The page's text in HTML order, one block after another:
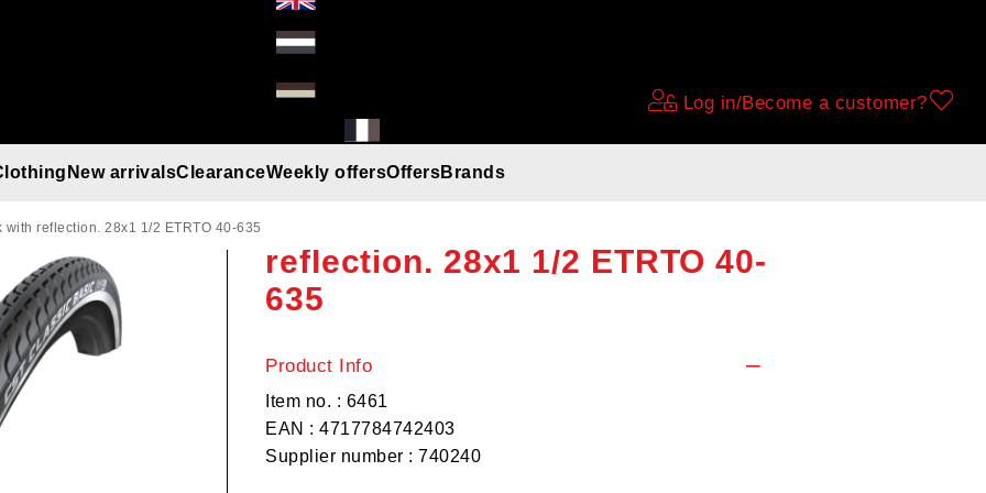
Log in/Become a customer?
gear
Shirt/Truien/Bodywarmers
New arrivalsClearanceWeekly offersOffersBrands
reflection. 28x1 1/2 ETRTO 40-635
reflection. 28x1 1/2 ETRTO 40-
635
Product Info
Item no. : 6461
EAN : 4717784742403
Supplier number : 740240